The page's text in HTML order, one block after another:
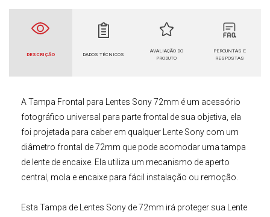
DESCRIÇÃO DADOS TÉCNICOS
AVALIAÇÃO DO
PRODUTO
PERGUNTAS E
RESPOSTAS
ATampa Frontal para Lentes Sony 72mm é um acessório
fotográfico universal para parte frontal de sua objetiva, ela
foi projetada para caber em qualquer Lente Sony com um
diâmetro frontal de72mm que pode acomodar uma tampa
de lente de encaixe. Ela utiliza um mecanismo de aperto
central, mola e encaixe para fácil instalação ou remoção.
Esta Tampa de Lentes Sony de 72mm irá proteger sua Lente